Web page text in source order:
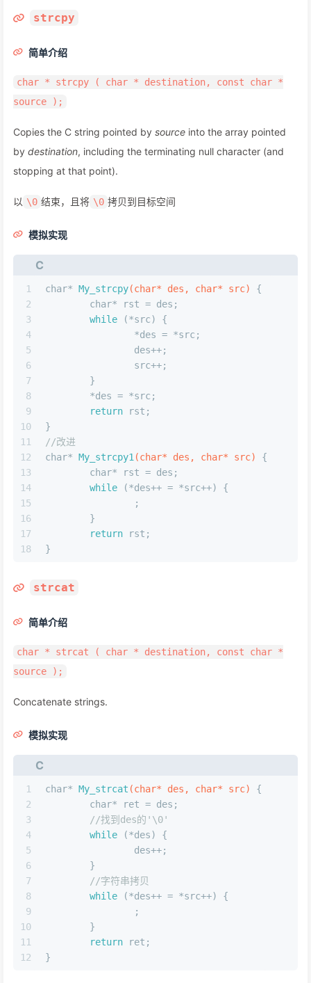
strcpy
简单介绍
char * strcpy ( char * destination, const char *
source );
Copies the C string pointed by source into the array pointed
by destination, including the terminating null character (and
stopping at that point).
以 \0 结束，且将 \0 拷贝到目标空间
模拟实现
C
1
2
3
4
5
6
7
8
9
10
11
12
13
14
15
16
17
18
char* My_strcpy(char* des, char* src)
{
char* rst = des;
while (*src) {
		*des = *src;
		des++;
		src++;
	}
	*des = *src;
return rst;
}
//改进
char* My_strcpy1 (char* des, char* src)
{
char* rst = des;
while (*des++ = *src++) {
		;
	}
return rst;
}
strcat
简单介绍
char * strcat ( char * destination, const char *
source );
Concatenate strings.
模拟实现
C
1
2
3
4
5
6
7
8
9
10
11
12
char* My_strcat (char* des, char* src)
{
char* ret = des;
//找到des的'\0'
while (*des) {
		des++;
	}
//字符串拷贝
while (*des++ = *src++) {
		;
	}
return ret;
}